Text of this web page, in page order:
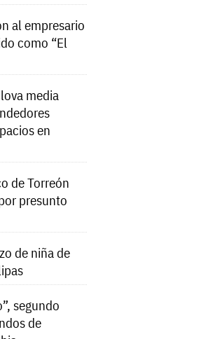
al empresario
como “El
media
en
de Torreón
presunto
de niña de
segundo
de